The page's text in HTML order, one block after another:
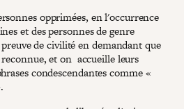
opprimées, en l'occurrence
et des personnes de genre
de civilité en demandant que
et on accueille leurs
condescendantes comme «